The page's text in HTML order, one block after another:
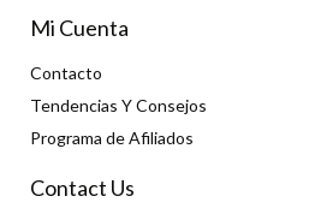
Mi Cuenta
Contacto
Tendencias Y Consejos
Programa de Afiliados
Contact Us